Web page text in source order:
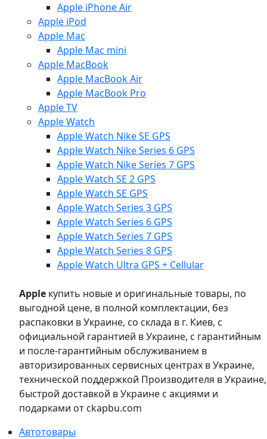
Apple iPhone Air
Apple iPod
Apple Mac
Apple Mac mini
Apple MacBook
Apple MacBook Air
Apple MacBook Pro
Apple TV
Apple Watch
Apple Watch Nike SE GPS
Apple Watch Nike Series 6 GPS
Apple Watch Nike Series 7 GPS
Apple Watch SE 2 GPS
Apple Watch SE GPS
Apple Watch Series 3 GPS
Apple Watch Series 6 GPS
Apple Watch Series 7 GPS
Apple Watch Series 8 GPS
Apple Watch Ultra GPS + Cellular
Apple купить новые и оригинальные товары, по
выгодной цене, в полной комплектации, без
распаковки в Украине, со склада в г. Киев, с
официальной гарантией в Украине, с гарантийным
и после-гарантийным обслуживанием в
авторизированных сервисных центрах в Украине,
технической поддержкой Производителя в Украине,
быстрой доставкой в Украине с акциями и
подарками от ckapbu.com
Автотовары